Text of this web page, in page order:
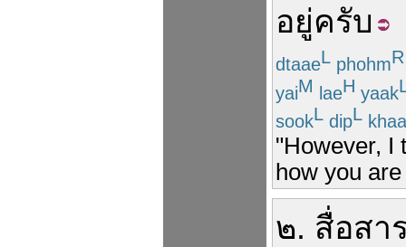
อยู่ครับ
dtaaeL phohmR
yaiM laeH yaak
sookL dipL
"However, I
how you
๒. สื่อสา